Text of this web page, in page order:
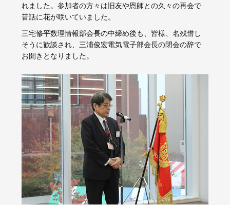
れました。参加者の方々は旧友や恩師との久々の再会で
昔話に花が咲いていました。
三宅修平数理情報部会長の中締め後も、皆様、名残惜し
そうに歓談され、三浦俊宏電気電子部会長の閉会の辞で
お開きとなりました。